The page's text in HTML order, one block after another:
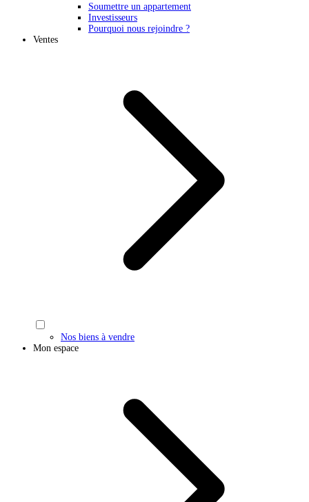
Soumettre un appartement
Investisseurs
Pourquoi nous rejoindre ?
Ventes
Nos biens à vendre
Mon espace